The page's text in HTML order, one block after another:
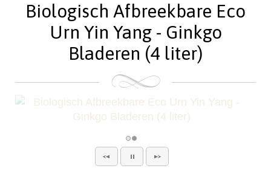
Biologisch Afbreekbare Eco
Urn Yin Yang - Ginkgo
Bladeren (4 liter)